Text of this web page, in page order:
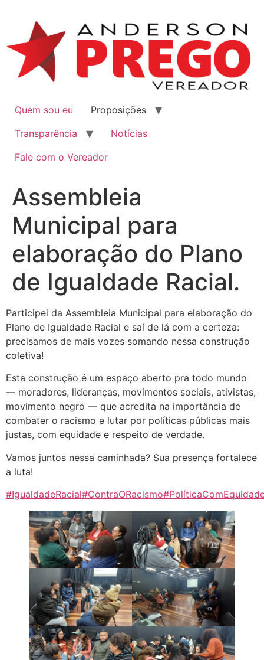
Quem sou eu
Proposições
Transparência
Notícias
Fale com o Vereador
Assembleia
Municipal para
elaboração do Plano
de Igualdade Racial.
Participei da Assembleia Municipal para elaboração do
Plano de Igualdade Racial e saí de lá com a certeza:
precisamos de mais vozes somando nessa construção
coletiva!
Esta construção é um espaço aberto pra todo mundo
— moradores, lideranças, movimentos sociais, ativistas,
movimento negro — que acredita na importância de
combater o racismo e lutar por políticas públicas mais
justas, com equidade e respeito de verdade.
Vamos juntos nessa caminhada? Sua presença fortalece
a luta!
#IgualdadeRacial#ContraORacismo